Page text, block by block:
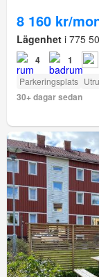
8 160 kr/
Lägenhet i 775
4 1
Parkeringsplats
30+ dagar sedan